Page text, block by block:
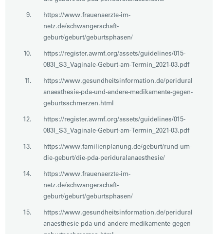
https://www.frauenaerzte-im-
netz.de/schwangerschaft-
geburt/geburt/geburtsphasen/
https://register.awmf.org/assets/guidelines/015-
083l_S3_Vaginale-Geburt-am-Termin_2021-03.pdf
https://www.gesundheitsinformation.de/peridural
anaesthesie-pda-und-andere-medikamente-gegen-
geburtsschmerzen.html
https://register.awmf.org/assets/guidelines/015-
083l_S3_Vaginale-Geburt-am-Termin_2021-03.pdf
https://www.familienplanung.de/geburt/rund-um-
die-geburt/die-pda-periduralanaesthesie/
https://www.frauenaerzte-im-
netz.de/schwangerschaft-
geburt/geburt/geburtsphasen/
https://www.gesundheitsinformation.de/peridural
anaesthesie-pda-und-andere-medikamente-gegen-